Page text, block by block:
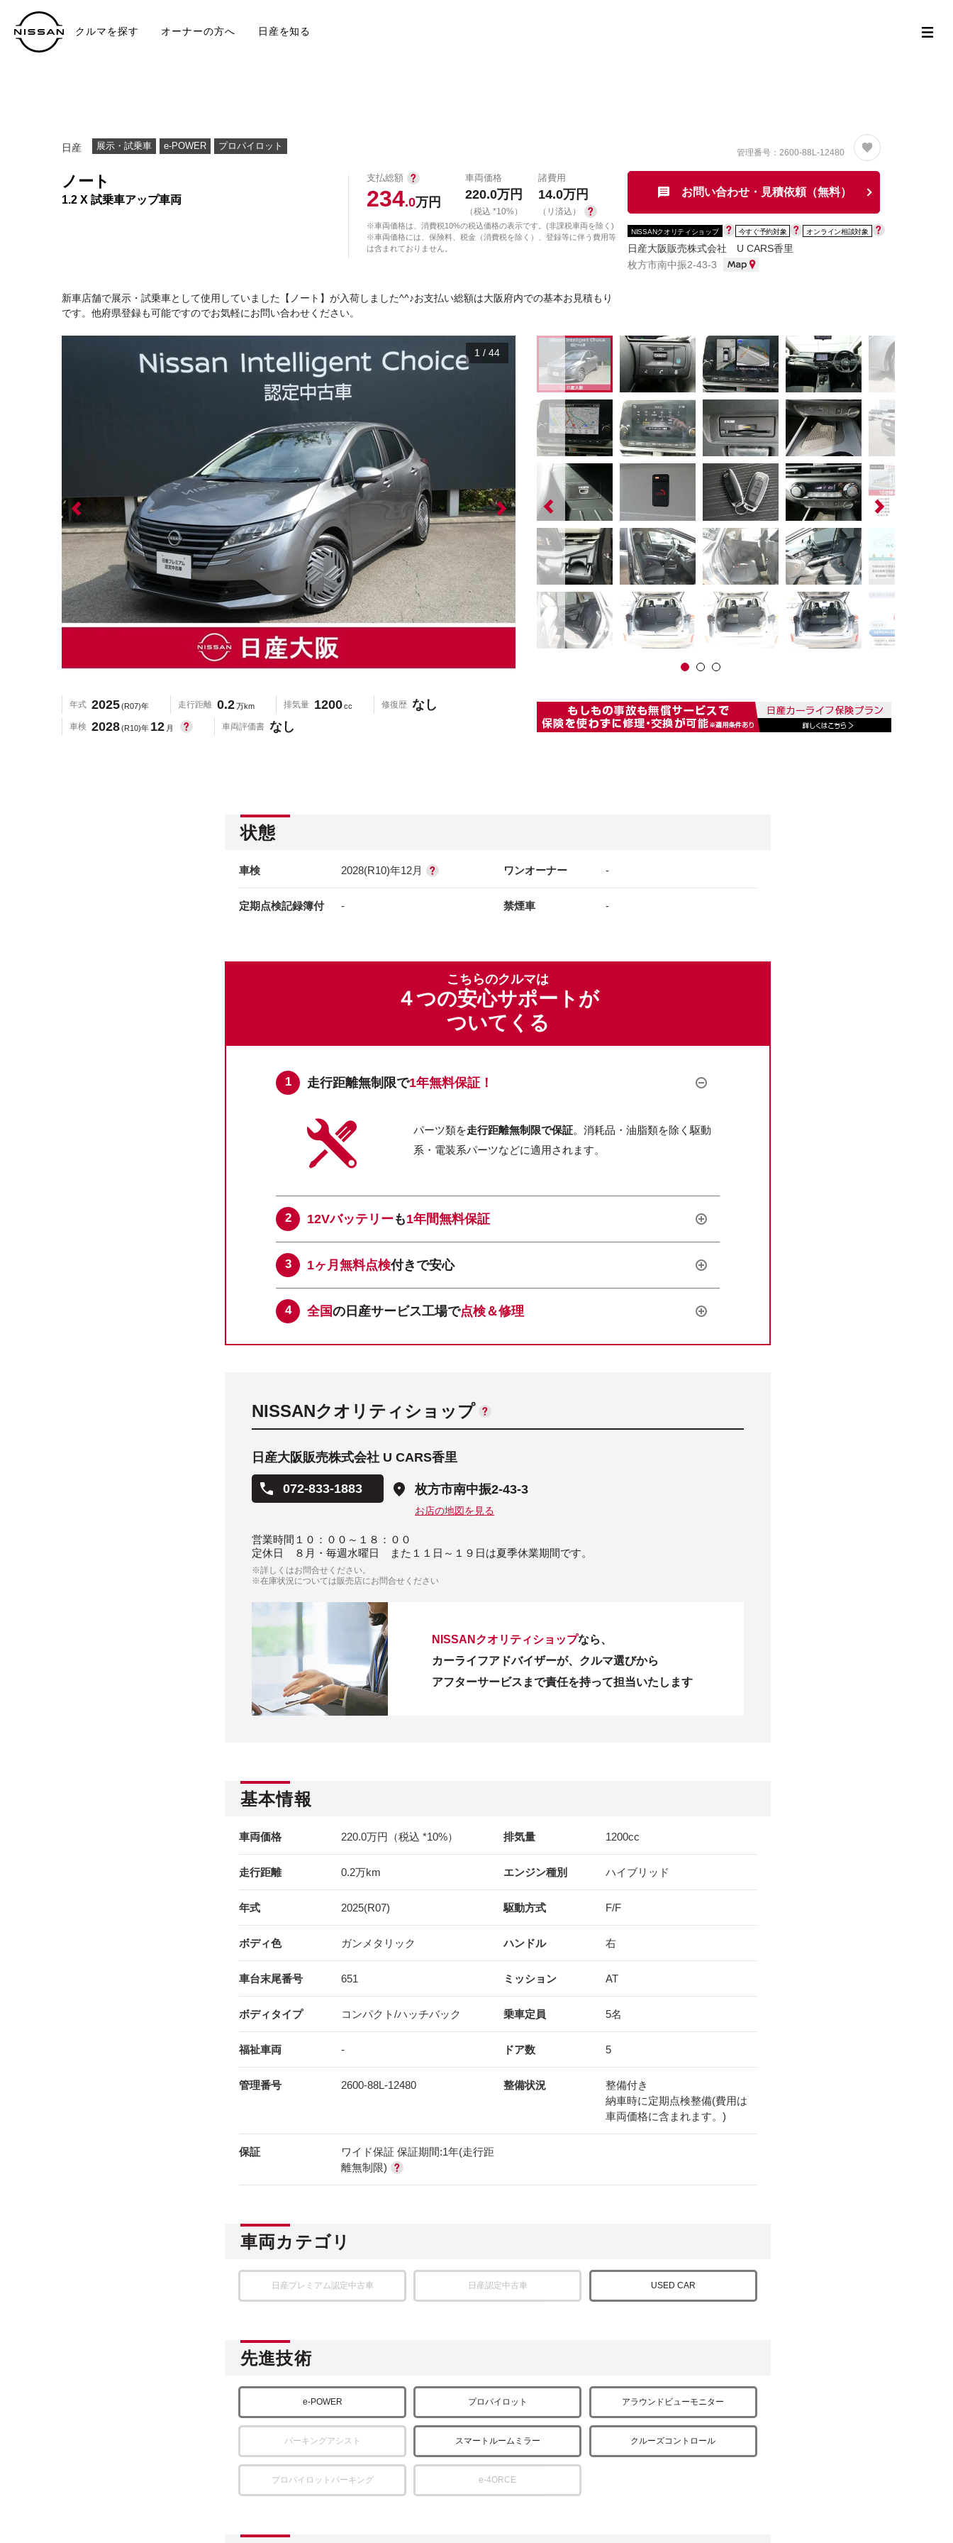
クルマを探す オーナーの方へ 日産を知る
日産 展示・試乗車 e-POWER プロパイロット
ノート
1.2 X 試乗車アップ車両
支払総額
234.0万円
車両価格
220.0万円
（税込 *10%）
諸費用
14.0万円
（リ済込）
※車両価格は、消費税10%の税込価格の表示です。(非課税車両を除く)
※車両価格には、保険料、税金（消費税を除く）、登録等に伴う費用等
は含まれておりません。
新車店舗で展示・試乗車として使用していました【ノート】が入荷しました^^♪お支払い総額は大阪府内での基本お見積もり
です。他府県登録も可能ですのでお気軽にお問い合わせください。
管理番号：2600-88L-12480
お問い合わせ・見積依頼（無料）
NISSANクオリティショップ 今すぐ予約対象 オンライン相談対象
日産大阪販売株式会社 U CARS香里
枚方市南中振2-43-3
1 / 44
年式 2025(R07)年 走行距離 0.2万km 排気量 1200cc 修復歴 なし
車検 2028(R10)年 12 月 車両評価書 なし
状態
車検 2028(R10)年12月 ワンオーナー -
定期点検記録簿付 - 禁煙車 -
こちらのクルマは
４つの安心サポートが
ついてくる
走行距離無制限で1年無料保証！
パーツ類を走行距離無制限で保証。消耗品・油脂類を除く駆動
系・電装系パーツなどに適用されます。
12Vバッテリーも1年間無料保証
1ヶ月無料点検付きで安心
全国の日産サービス工場で点検＆修理
NISSANクオリティショップ
日産大阪販売株式会社 U CARS香里
072-833-1883 枚方市南中振2-43-3
お店の地図を見る
営業時間 １０：００～１８：００
定休日
８月・毎週水曜日 また１１日～１９日は夏季休業期間です。
※詳しくはお問合せください。
※在庫状況については販売店にお問合せください
NISSANクオリティショップなら、
カーライフアドバイザーが、クルマ選びから
アフターサービスまで責任を持って担当いたします
基本情報
車両価格 220.0万円（税込 *10%） 排気量 1200cc
走行距離 0.2万km エンジン種別 ハイブリッド
年式 2025(R07) 駆動方式 F/F
ボディ色 ガンメタリック ハンドル 右
車台末尾番号 651 ミッション AT
ボディタイプ コンパクト/ハッチバック 乗車定員 5名
福祉車両 - ドア数 5
管理番号 2600-88L-12480 整備状況
整備付き
納車時に定期点検整備(費用は
車両価格に含まれます。)
保証
ワイド保証 保証期間:1年(走行距
離無制限)
車両カテゴリ
日産プレミアム認定中古車 日産認定中古車 USED CAR
先進技術
e-POWER プロパイロット アラウンドビューモニター
パーキングアシスト スマートルームミラー クルーズコントロール
プロパイロットパーキング e-4ORCE